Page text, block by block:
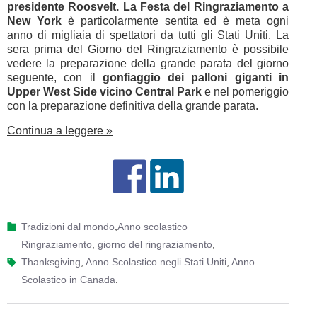
presidente Roosvelt. La Festa del Ringraziamento a
New Yorkè particolarmente sentita ed è meta ogni
anno di migliaia di spettatori da tutti gli Stati Uniti. La
sera prima del Giorno del Ringraziamento è possibile
vedere la preparazione della grande parata del giorno
seguente, con il gonfiaggio dei palloni giganti in
Upper West Side vicino Central Park e nel pomeriggio
con la preparazione definitiva della grande parata.
Continua a leggere »
Tradizioni dal mondo Anno scolastico
ringraziamento giorno del ringraziamento
Thanksgiving Anno Scolastico negli Stati Uniti Anno
Scolastico in Canada